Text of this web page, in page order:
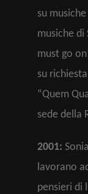
su
musiche di
must go
su
“Quem
sede della
2001:
lavorano
pensieri di